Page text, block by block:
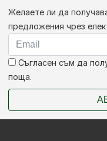
Желаете ли да
предложения чрез
Съгласен съм да
поща.